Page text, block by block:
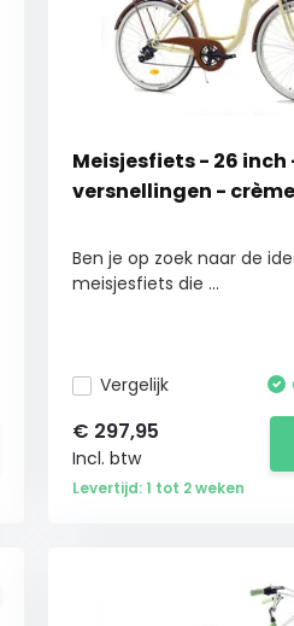
Meisjesfiets - 26 inch
versnellingen -
Ben je op zoek naar de
meisjesfiets die ...
Vergelijk
€ 297,95
Incl. btw
Levertijd: 1 tot 2 weken